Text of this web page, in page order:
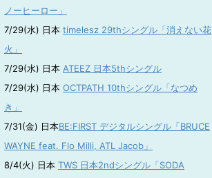
ノーヒーロー」
7/29(水) 日本 timelesz 29thシングル「消えない花
火」
7/29(水) 日本 ATEEZ 日本5thシングル
7/29(水) 日本 OCTPATH 10thシングル「なつめ
き」
7/31(金) 日本BE:FIRST デジタルシングル「BRUCE
WAYNE feat. Flo Milli, ATL Jacob」
8/4(火) 日本 TWS 日本2ndシングル「SODA